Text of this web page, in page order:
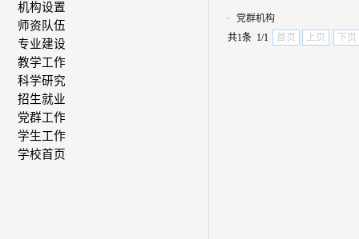
机构设置
师资队伍
专业建设
教学工作
科学研究
招生就业
党群工作
学生工作
学校首页
·
党群机构
共1条 1/1
首页 上页 下页